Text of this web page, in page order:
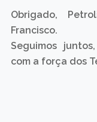
Obrigado,
Francisco.
Seguimos
com a força dos